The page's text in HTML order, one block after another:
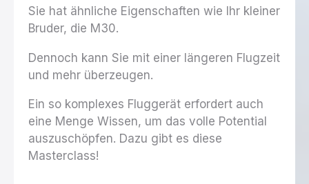
Sie hat ähnliche Eigenschaften wie Ihr kleiner
Bruder, die M30.
Dennoch kann Sie mit einer längeren Flugzeit
und mehr überzeugen.
Ein so komplexes Fluggerät erfordert auch
eine Menge Wissen, um das volle Potential
auszuschöpfen. Dazu gibt es diese
Masterclass!